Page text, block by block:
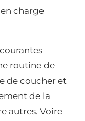
charge
routine de
de coucher et
de la
autres. Voire